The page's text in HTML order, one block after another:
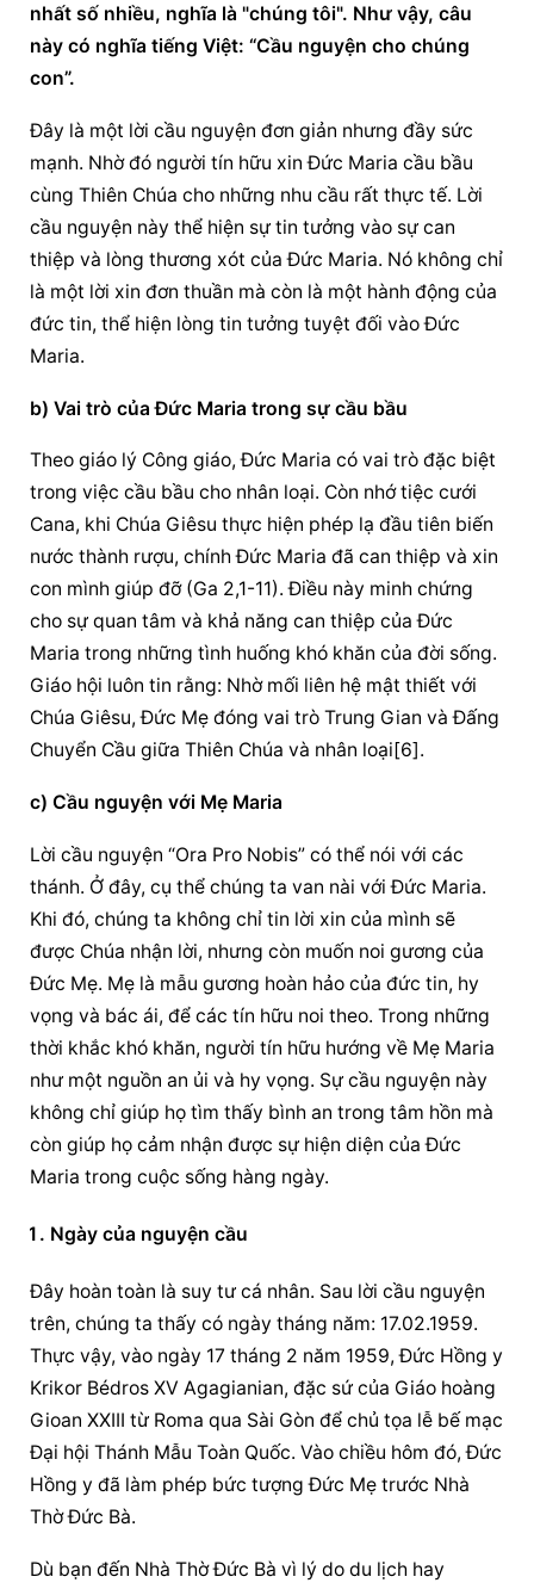
nhất số nhiều, nghĩa là "chúng tôi". Như vậy, câu
này có nghĩa tiếng Việt: “Cầu nguyện cho chúng
con”.
Đây là một lời cầu nguyện đơn giản nhưng đầy sức
mạnh. Nhờ đó người tín hữu xin Đức Maria cầu bầu
cầu nguyện này thể hiện sự tin tưởng vào sự can
thiệp và lòng thương xót của Đức Maria. Nó không chỉ
là một lời xin đơn thuần mà còn là một hành động của
đức tin, thể hiện lòng tin tưởng tuyệt đối vào Đức
Maria.
b) Vai trò của Đức Maria trong sự cầu bầu
Theo giáo lý Công giáo, Đức Maria có vai trò đặc biệt
trong việc cầu bầu cho nhân loại. Còn nhớ tiệc cưới
Cana, khi Chúa Giêsu thực hiện phép lạ đầu tiên biến
nước thành rượu, chính Đức Maria đã can thiệp và xin
con mình giúp đỡ (Ga 2,1-11). Điều này minh chứng
cho sự quan tâm và khả năng can thiệp của Đức
Maria trong những tình huống khó khăn của đời sống.
Giáo hội luôn tin rằng: Nhờ mối liên hệ mật thiết với
Chúa Giêsu, Đức Mẹ đóng vai trò Trung Gian và Đấng
Chuyển Cầu giữa Thiên Chúa và nhân loại[6].
c) Cầu nguyện với Mẹ Maria
Lời cầu nguyện “Ora Pro Nobis” có thể nói với các
thánh. Ở đây, cụ thể chúng ta van nài với Đức Maria.
Khi đó, chúng ta không chỉ tin lời xin của mình sẽ
được Chúa nhận lời, nhưng còn muốn noi gương của
Đức Mẹ. Mẹ là mẫu gương hoàn hảo của đức tin, hy
vọng và bác ái, để các tín hữu noi theo. Trong những
thời khắc khó khăn, người tín hữu hướng về Mẹ Maria
như một nguồn an ủi và hy vọng. Sự cầu nguyện này
không chỉ giúp họ tìm thấy bình an trong tâm hồn mà
còn giúp họ cảm nhận được sự hiện diện của Đức
Maria trong cuộc sống hàng ngày.
Ngày của nguyện cầu
Đây hoàn toàn là suy tư cá nhân. Sau lời cầu nguyện
trên, chúng ta thấy có ngày tháng năm: 17.02.1959.
Thực vậy, vào ngày 17 tháng 2 năm 1959, Đức Hồng y
Krikor Bédros XV Agagianian, đặc sứ của Giáo hoàng
Gioan XXIII từ Roma qua Sài Gòn để chủ tọa lễ bế mạc
Đại hội Thánh Mẫu Toàn Quốc. Vào chiều hôm đó, Đức
Hồng y đã làm phép bức tượng Đức Mẹ trước Nhà
Thờ Đức Bà.
Dù bạn đến Nhà Thờ Đức Bà vì lý do du lịch hay